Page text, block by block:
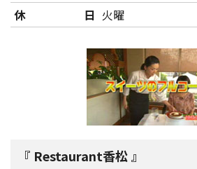
休日 火曜
Restaurant香松